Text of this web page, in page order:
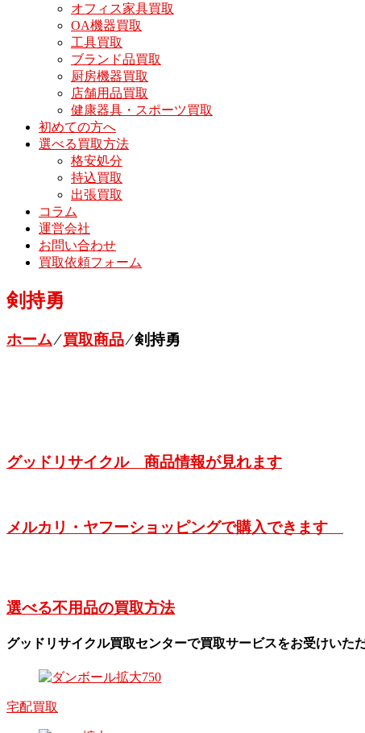
オフィス家具買取
OA機器買取
工具買取
ブランド品買取
厨房機器買取
店舗用品買取
健康器具・スポーツ買取
初めての方へ
選べる買取方法
格安処分
持込買取
出張買取
コラム
運営会社
お問い合わせ
買取依頼フォーム
剣持勇
ホーム⁄買取商品⁄剣持勇
グッドリサイクル 商品情報が見れます
メルカリ・ヤフーショッピングで購入できます
選べる不用品の買取方法
グッドリサイクル買取センターで買取サービスをお受けいた
宅配買取